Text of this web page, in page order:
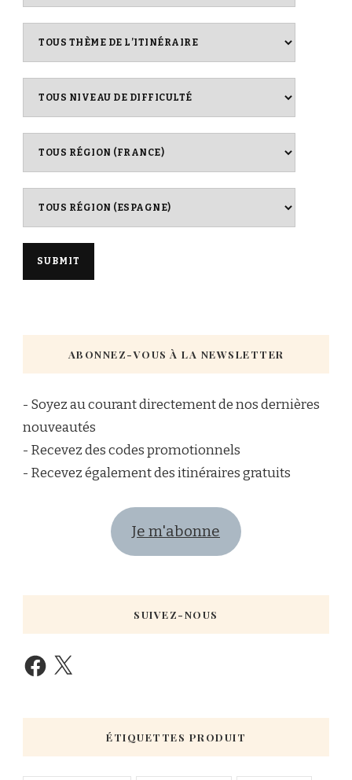
ABONNEZ-VOUS À LA NEWSLETTER
- Soyez au courant directement de nos dernières
nouveautés
- Recevez des codes promotionnels
- Recevez également des itinéraires gratuits
Je m'abonne
SUIVEZ-NOUS
ÉTIQUETTES PRODUIT